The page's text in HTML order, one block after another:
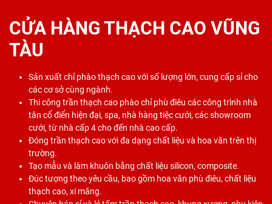
CỬA HÀNG THẠCH CAO VŨNG
TÀU
Sản xuất chỉ phào thạch cao với số lượng lớn, cung cấp sỉ cho
các cơ sở cùng ngành.
Thi công trần thạch cao phào chỉ phù điêu các công trình nhà
tân cổ điển hiện đại, spa, nhà hàng tiệc cưới, các showroom
cưới, từ nhà cấp 4 cho đến nhà cao cấp.
Đóng trần thạch cao với đa dạng chất liệu và hoa văn trên thị
trường.
Tạo mẫu và làm khuôn bằng chất liệu silicon, composite.
Đúc tượng theo yêu cầu, bao gồm hoa văn phù điêu, chất liệu
thạch cao, xi măng.